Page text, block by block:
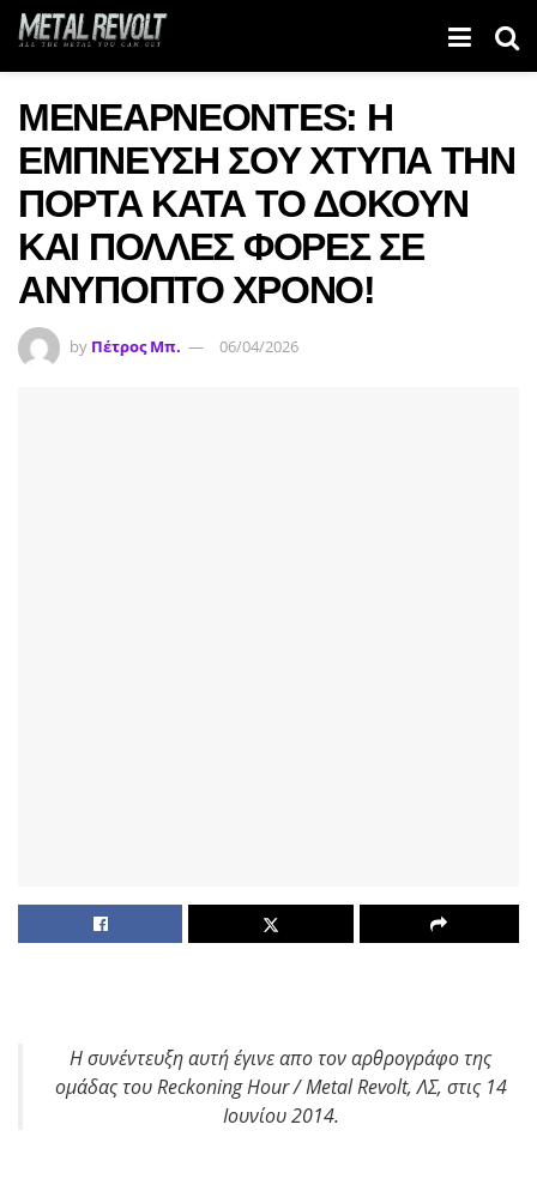
MENEAPNEONTES: Η
ΕΜΠΝΕΥΣΗ ΣΟΥ ΧΤΥΠΑ ΤΗΝ
ΠΟΡΤΑ ΚΑΤΑ ΤΟ ΔΟΚΟΥΝ
ΚΑΙ ΠΟΛΛΕΣ ΦΟΡΕΣ ΣΕ
ΑΝΥΠΟΠΤΟ ΧΡΟΝΟ!
by Πέτρος Μπ. 06/04/2026
H συνέντευξη αυτή έγινε απο τον αρθρογράφο της
ομάδας του Reckoning Hour / Metal Revolt, ΛΣ, στις 14
Ιουνίου 2014.